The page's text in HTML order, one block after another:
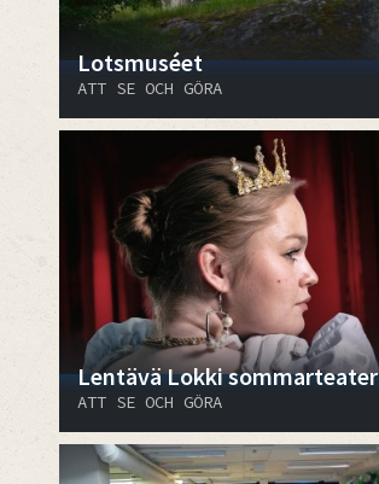
Lotsmuséet
ATT SE OCH GÖRA
Lentävä Lokki sommarteater
ATT SE OCH GÖRA